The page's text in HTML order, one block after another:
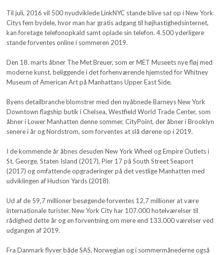
Til juli, 2016 vil 500 nyudviklede LinkNYC stande blive sat op i New York
Citys fem bydele, hvor man har gratis adgang til højhastighedsinternet,
kan foretage telefonopkald samt oplade sin telefon. 4.500 yderligere
stande forventes online i sommeren 2019.
Den 18. marts åbner The Met Breuer, som er MET Museets nye fløj med
moderne kunst, beliggende i det forhenværende hjemsted for Whitney
Museum of American Art på Manhattans Upper East Side.
Byens detailbranche blomstrer med den nyåbnede Barneys New York
Downtown flagship butik i Chelsea, Westfield World Trade Center, som
åbner i Lower Manhatten denne sommer, CityPoint, der åbner i Brooklyn
senere i år og Nordstrom, som forventes at slå dørene op i 2019.
I de kommende år åbnes desuden New York Wheel og Empire Outlets i
St. George, Staten Island (2017), Pier 17 på South Street Seaport
(2017) og omfattende opgraderinger på det vestlige Manhatten med
udviklingen af Hudson Yards (2018).
Ud af de 59,7 millioner besøgende forventes 12,7 millioner at være
internationale turister. New York City har 107.000 hotelværelser til
rådighed dette år og en forventning om mere end 133.000 værelser ved
udgangen af 2019.
Fra Danmark flyver både SAS, Norwegian og i sommermånederne også